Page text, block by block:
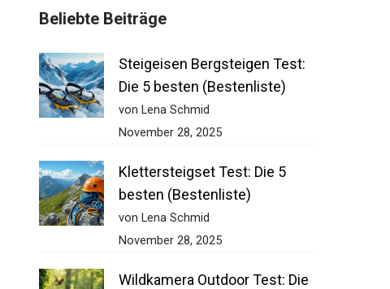
Beliebte Beiträge
Steigeisen Bergsteigen Test:
Die 5 besten (Bestenliste)
von Lena Schmid
November 28, 2025
Klettersteigset Test: Die 5
besten (Bestenliste)
von Lena Schmid
November 28, 2025
Wildkamera Outdoor Test: Die